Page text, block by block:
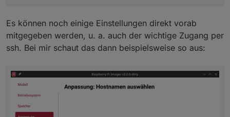
Es können noch einige Einstellungen direkt vorab
mitgegeben werden, u. a. auch der wichtige Zugang per
ssh. Bei mir schaut das dann beispielsweise so aus: